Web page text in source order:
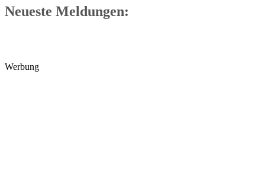
Neueste Meldungen:
Werbung